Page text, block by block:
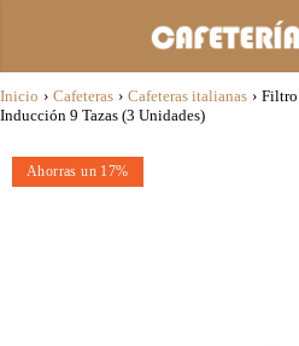
Inicio › Cafeteras › Cafeteras italianas › Filtro
Inducción 9 Tazas (3 Unidades)
Ahorras un 17%